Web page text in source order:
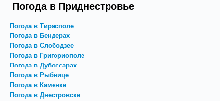
Погода в Приднестровье
Погода в Тирасполе
Погода в Бендерах
Погода в Слободзее
Погода в Григориополе
Погода в Дубоссарах
Погода в Рыбнице
Погода в Каменке
Погода в Днестровске